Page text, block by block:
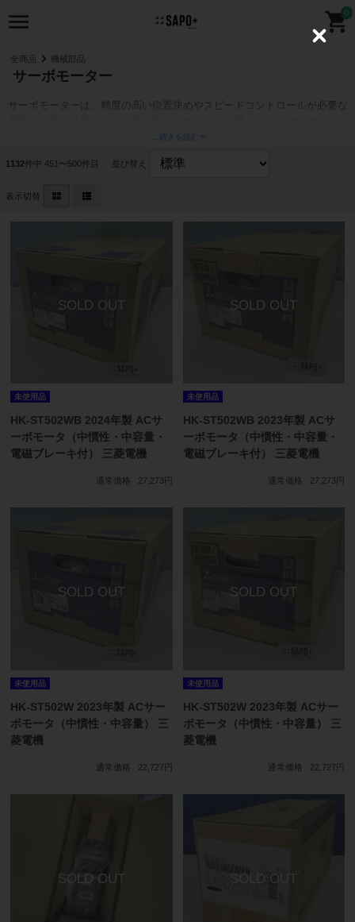
0
全商品 機械部品
サーボモーター
サーボモーターは、精度の高い位置決めやスピードコントロールが必要な
コーダ、ドライバーで構成され、部品が協調して、正確な位置決めや速度
の回転角度を検出し、ドライバーはモーターの回転速度を制御するための
度な位置決めが可能）/ブラシDCサーボモーター（低コストで高トルク密
...続きを読む
1132件中 451〜500件目 並び替え
表示切替
未使用品
HK-ST502WB 2024年製 ACサ
ーボモータ（中慣性・中容量・
電磁ブレーキ付） 三菱電機
通常価格 27,273円
未使用品
HK-ST502WB 2023年製 ACサ
ーボモータ（中慣性・中容量・
電磁ブレーキ付） 三菱電機
通常価格 27,273円
未使用品
HK-ST502W 2023年製 ACサー
ボモータ（中慣性・中容量） 三
菱電機
通常価格 22,727円
未使用品
HK-ST502W 2023年製 ACサー
ボモータ（中慣性・中容量） 三
菱電機
通常価格 22,727円
C